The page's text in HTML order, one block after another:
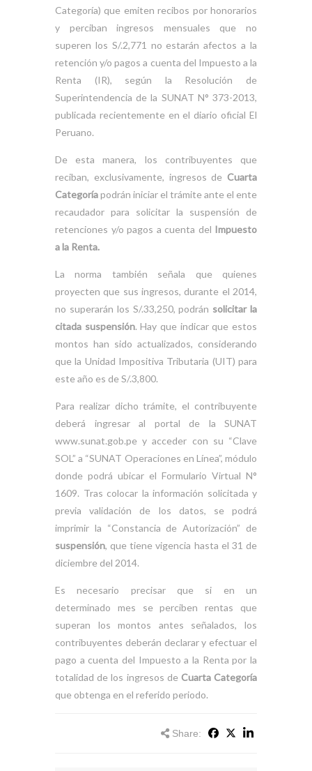
Categoría) que emiten recibos por honorarios
y perciban ingresos mensuales que no
superen los S/.2,771 no estarán afectos a la
retención y/o pagos a cuenta del Impuesto a la
Renta (IR), según la Resolución de
Superintendencia de la SUNAT N° 373-2013,
publicada recientemente en el diario oficial El
Peruano.
De esta manera, los contribuyentes que
reciban, exclusivamente, ingresos de Cuarta
Categoríapodrán iniciar el trámite ante el ente
recaudador para solicitar la suspensión de
retenciones y/o pagos a cuenta del Impuesto
a la Renta.
La norma también señala que quienes
proyecten que sus ingresos, durante el 2014,
no superarán los S/.33,250, podrán solicitar la
citada suspensión. Hay que indicar que estos
montos han sido actualizados, considerando
que la Unidad Impositiva Tributaria (UIT) para
este año es de S/.3,800.
Para realizar dicho trámite, el contribuyente
deberá ingresar al portal de la SUNAT
www.sunat.gob.pe y acceder con su “Clave
SOL” a “SUNAT Operaciones en Línea”, módulo
donde podrá ubicar el Formulario Virtual N°
1609. Tras colocar la información solicitada y
previa validación de los datos, se podrá
imprimir la “Constancia de Autorización” de
suspensión, que tiene vigencia hasta el 31 de
diciembre del 2014.
Es necesario precisar que si en un
determinado mes se perciben rentas que
superan los montos antes señalados, los
contribuyentes deberán declarar y efectuar el
pago a cuenta del Impuesto a la Renta por la
totalidad de los ingresos de Cuarta Categoría
que obtenga en el referido periodo.
Share: